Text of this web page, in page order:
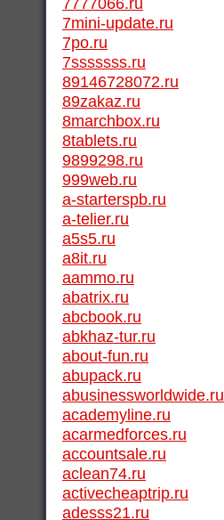
7mini-update.ru
7po.ru
7sssssss.ru
89146728072.ru
89zakaz.ru
8marchbox.ru
8tablets.ru
9899298.ru
999web.ru
a-starterspb.ru
a-telier.ru
a5s5.ru
a8it.ru
aammo.ru
abatrix.ru
abcbook.ru
abkhaz-tur.ru
about-fun.ru
abupack.ru
abusinessworldwide.ru
academyline.ru
acarmedforces.ru
accountsale.ru
aclean74.ru
activecheaptrip.ru
adesss21.ru